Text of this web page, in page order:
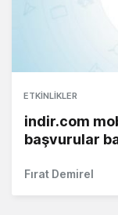
ETKINLIKLER
indir.com
başvurular
Fırat Demirel